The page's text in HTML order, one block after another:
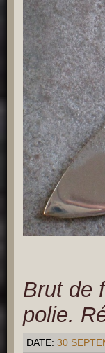
Brut de
polie.
DATE: 30